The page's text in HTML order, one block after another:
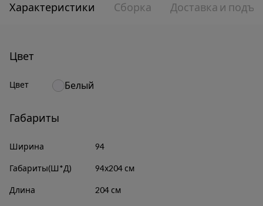
Характеристики Сборка Доставка и
Цвет
Цвет Белый
Габариты
Ширина 94
Габариты(Ш*Д) 94х204 см
Длина 204 см